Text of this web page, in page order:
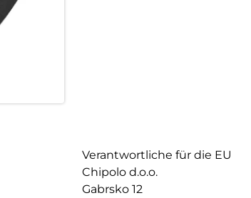
Verantwortliche für die EU
Chipolo d.o.o.
Gabrsko 12